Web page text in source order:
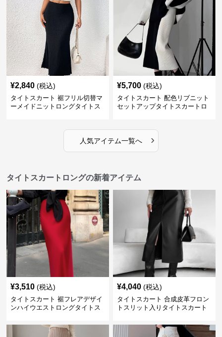
¥2,840 (税込)
タイトスカート 裾フリル切替マ
ーメイドニットロングタイトス
¥5,700 (税込)
タイトスカート 配色リブニット
セットアップタイトスカートロ
人気アイテム一覧へ ›
タイトスカートロングの新着アイテム
¥3,510 (税込)
タイトスカート 裾フレアデザイ
ンハイウエストロングタイトス
¥4,040 (税込)
タイトスカート 合成皮革フロン
トスリット入りタイトスカート